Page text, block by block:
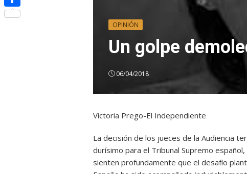
OPINIÓN
Un golpe
06/04/2018
Victoria Prego-El Independiente
La decisión de los jueces de la Audiencia
durísimo para el Tribunal Supremo
sienten profundamente que el desafío
Compartir